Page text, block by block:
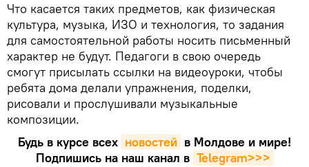
Что касается таких предметов, как физическая
культура, музыка, ИЗО и технология, то задания
для самостоятельной работы носить письменный
характер не будут. Педагоги в свою очередь
смогут присылать ссылки на видеоуроки, чтобы
ребята дома делали упражнения, поделки,
рисовали и прослушивали музыкальные
композиции.
Будь в курсе всех новостей в Молдове и мире!
Подпишись на наш канал в Telegram>>>